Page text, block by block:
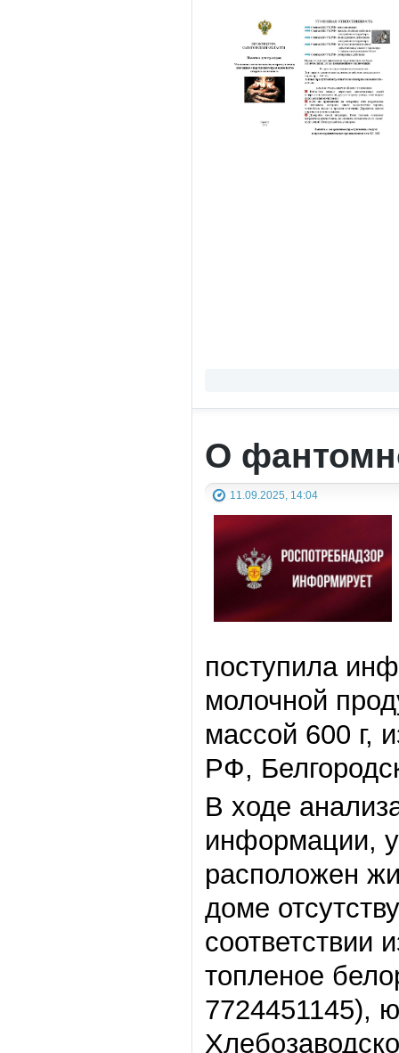
О
11.09.2025, 14:04
поступила
молочной
массой 600 г,
РФ,
В ходе
информации,
расположен
доме
соответствии
топленое
7724451145),